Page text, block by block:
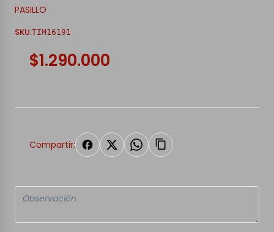
PASILLO
SKU:TIM16191
$1.290.000
Compartir: